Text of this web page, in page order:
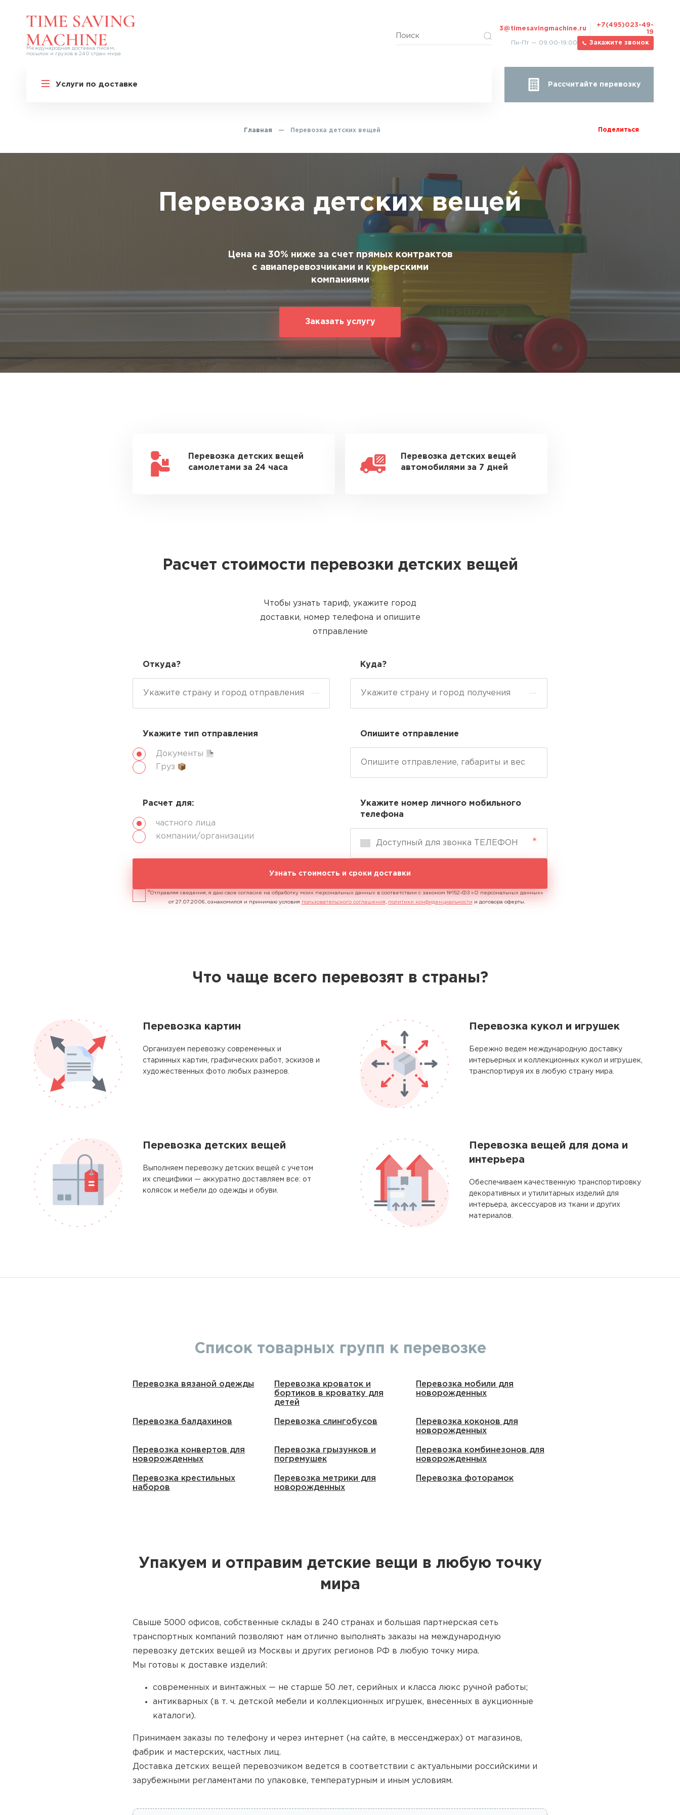
Международная доставка писем,
посылок и грузов в 240 стран мира
3@timesavingmachine.ru
+7(495)023-49-
19
Пн-Пт — 09:00-19:00
Закажите звонок
Услуги по доставке
Перевозка скульптур
Оформление документов на вывоз
Рассчитайте перевозку
Главная — Перевозка детских вещей Поделиться
Перевозка детских вещей
Цена на 30% ниже за счет прямых контрактов
с авиаперевозчиками и курьерскими
компаниями
Заказать услугу
Перевозка детских вещей
самолетами за 24 часа
Перевозка детских вещей
автомобилями за 7 дней
Расчет стоимости перевозки детских вещей
Чтобы узнать тариф, укажите город
доставки, номер телефона и опишите
отправление
Откуда? Куда?
Укажите тип отправления
Документы
Груз
Опишите отправление
Расчет для:
частного лица
компании/организации
Укажите номер личного мобильного
телефона
Узнать стоимость и сроки доставки
Отправляя сведения, я даю свое согласие на обработку моих персональных данных в соответствии с законом №152-ФЗ «О персональных данных»
от 27.07.2006, ознакомился и принимаю условия пользовательского соглашения , политики конфиденциальности и договора оферты.
Что чаще всего перевозят в страны?
Перевозка картин
Организуем перевозку современных и
старинных картин, графических работ, эскизов и
художественных фото любых размеров.
Перевозка кукол и игрушек
Бережно ведем международную доставку
интерьерных и коллекционных кукол и игрушек,
транспортируя их в любую страну мира.
Перевозка детских вещей
Выполняем перевозку детских вещей с учетом
их специфики — аккуратно доставляем все: от
колясок и мебели до одежды и обуви.
Перевозка вещей для дома и
интерьера
Обеспечиваем качественную транспортировку
декоративных и утилитарных изделий для
интерьера, аксессуаров из ткани и других
материалов.
Список товарных групп к перевозке
Перевозка вязаной одежды
Перевозка кроваток и
бортиков в кроватку для
детей
Перевозка мобили для
новорожденных
Перевозка балдахинов Перевозка слингобусов
Перевозка коконов для
новорожденных
Перевозка конвертов для
новорожденных
Перевозка грызунков и
погремушек
Перевозка комбинезонов для
новорожденных
Перевозка крестильных
наборов
Перевозка метрики для
новорожденных
Перевозка фоторамок
Упакуем и отправим детские вещи в любую точку
мира
Свыше 5000 офисов, собственные склады в 240 странах и большая партнерская сеть
транспортных компаний позволяют нам отлично выполнять заказы на международную
перевозку детских вещей из Москвы и других регионов РФ в любую точку мира.
Мы готовы к доставке изделий:
современных и винтажных — не старше 50 лет, серийных и класса люкс ручной работы;
антикварных (в т. ч. детской мебели и коллекционных игрушек, внесенных в аукционные
каталоги).
Принимаем заказы по телефону и через интернет (на сайте, в мессенджерах) от магазинов,
фабрик и мастерских, частных лиц.
Доставка детских вещей перевозчиком ведется в соответствии с актуальными российскими и
зарубежными регламентами по упаковке, температурным и иным условиям.